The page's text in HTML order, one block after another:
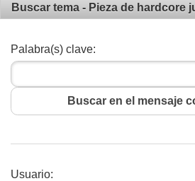
Buscar tema - Pieza de hardcore
Palabra(s) clave:
Buscar en el mensaje
Usuario: